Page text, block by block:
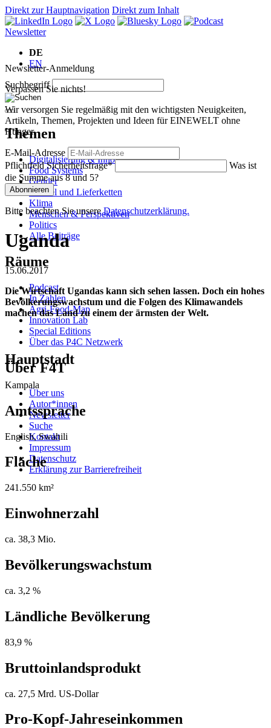
Direkt zur Hauptnavigation Direkt zum Inhalt
Newsletter
DE
EN
Suchbegriff
Themen
Digitalisierung & Innovation
Food Systems
Gender
Handel und Lieferketten
Klima
Menschen & Perspektiven
Politics
Alle Beiträge
Räume
Podcast
In Zahlen
Agri-Food-Map
Innovation Lab
Special Editions
Über das P4C Netzwerk
Über F4T
Über uns
Autor*innen
Newsletter
Suche
Kontakt
Impressum
Datenschutz
Erklärung zur Barrierefreiheit
Newsletter-Anmeldung
Verpassen Sie nichts!
Wir versorgen Sie regelmäßig mit den wichtigsten Neuigkeiten,
Artikeln, Themen, Projekten und Ideen für EINEWELT ohne
Hunger.
E-Mail-Adresse
PflichtfeldSicherheitsfrage*
Was ist
die Summe aus 8 und 5?
Abonnieren
Bitte beachten Sie unsereDatenschutzerklärung.
Uganda
15.06.2017
Die Wirtschaft Ugandas kann sich sehen lassen. Doch ein hohes
Bevölkerungswachstum und die Folgen des Klimawandels
machen das Land zu einem der ärmsten der Welt.
Hauptstadt
Kampala
Amtssprache
English, Swahili
Fläche
241.550 km²
Einwohnerzahl
ca. 38,3 Mio.
Bevölkerungswachstum
ca. 3,2 %
Ländliche Bevölkerung
83,9 %
Bruttoinlandsprodukt
ca. 27,5 Mrd. US-Dollar
Pro-Kopf-Jahreseinkommen